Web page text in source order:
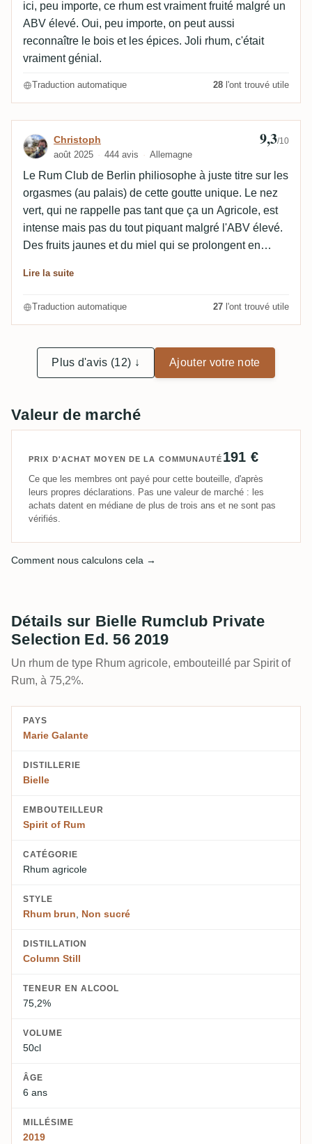
ici, peu importe, ce rhum est vraiment fruité malgré un
ABV élevé. Oui, peu importe, on peut aussi
reconnaître le bois et les épices. Joli rhum, c'était
vraiment génial.
Traduction automatique 28 l'ont trouvé utile
Avis de Christoph
Christoph
août 2025 444 avis Allemagne
9,3/10
Le Rum Club de Berlin philiosophe à juste titre sur les
orgasmes (au palais) de cette goutte unique. Le nez
vert, qui ne rappelle pas tant que ça un Agricole, est
intense mais pas du tout piquant malgré l'ABV élevé.
Des fruits jaunes et du miel qui se prolongent en
immédiatement identifiable comme une Agricole, ce
pas trop les Agricoles. En fin de bouche, on a chaud
intégré qu'on peut parler à juste titre d'orgasme du
palais.
Lire la suite
Traduction automatique 27 l'ont trouvé utile
Plus d'avis (12) ↓ Ajouter votre note
Valeur de marché
PRIX D'ACHAT MOYEN DE LA COMMUNAUTÉ 191 €
Ce que les membres ont payé pour cette bouteille, d'après
leurs propres déclarations. Pas une valeur de marché : les
achats datent en médiane de plus de trois ans et ne sont pas
vérifiés.
Comment nous calculons cela →
Détails sur Bielle Rumclub Private
Selection Ed. 56 2019
Un rhum de type Rhum agricole, embouteillé par Spirit of
Rum, à 75,2%.
PAYS
Marie Galante
DISTILLERIE
Bielle
EMBOUTEILLEUR
Spirit of Rum
CATÉGORIE
Rhum agricole
STYLE
Rhum brun, Non sucré
DISTILLATION
Column Still
TENEUR EN ALCOOL
75,2%
VOLUME
50cl
ÂGE
6 ans
MILLÉSIME
2019